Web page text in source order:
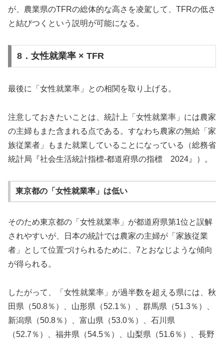
が、農業県のTFRの総体的な高さを凌駕して、TFRの低さ
と結びつくという説明が可能になる。
8．女性就業率 × TFR
最後に「女性就業率」との相関を取り上げる。
注意しておきたいことは、統計上「女性就業率」には農家
の主婦もまた含まれる点である。すなわち農家の無給「家
族従業者」もまた就業していることになっている（総務省
統計局『社会生活統計指標-都道府県の指標 2024』）。
東京都の「女性就業率」は低い
そのため東京都の「女性就業率」が都道府県第1位と誤解
されやすいが、日本の統計では農家の主婦が「家族従業
者」として位置づけられるために、7とおなじような傾向
が得られる。
したがって、「女性就業率」が過半数を超える県には、秋
田県（50.8％）、山形県（52.1％）、群馬県（51.3％）、
新潟県（50.8％）、富山県（53.0％）、石川県
（52.7％）、福井県（54.5％）、山梨県（51.6％）、長野